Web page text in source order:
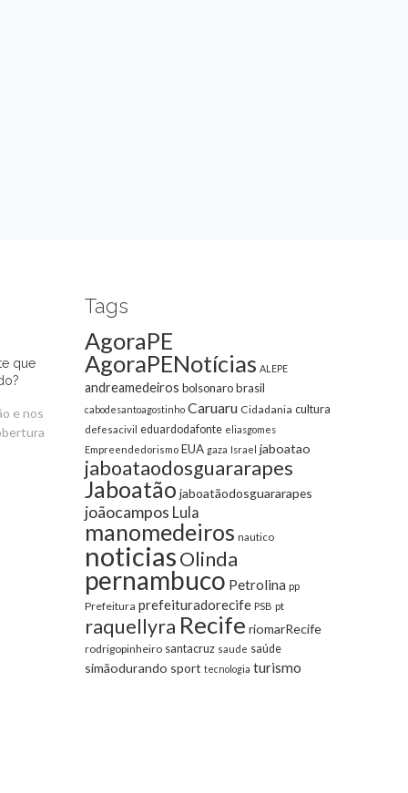
que
e nos
Tags
AgoraPE
AgoraPENotícias ALEPE
andreamedeiros bolsonarobrasil
cabodesantoagostinho Caruaru Cidadania cultura
defesacivil eduardodafonte eliasgomes
Empreendedorismo EUA gaza Israel jaboatao
jaboataodosguararapes
Jaboatão jaboatãodosguararapes
joãocampos Lula
manomedeiros nautico
noticiasOlinda
pernambuco Petrolina pp
Prefeitura prefeituradorecife PSB pt
raquellyra Recife riomarRecife
rodrigopinheiro santacruz saude saúde
simãodurando sport tecnologia turismo